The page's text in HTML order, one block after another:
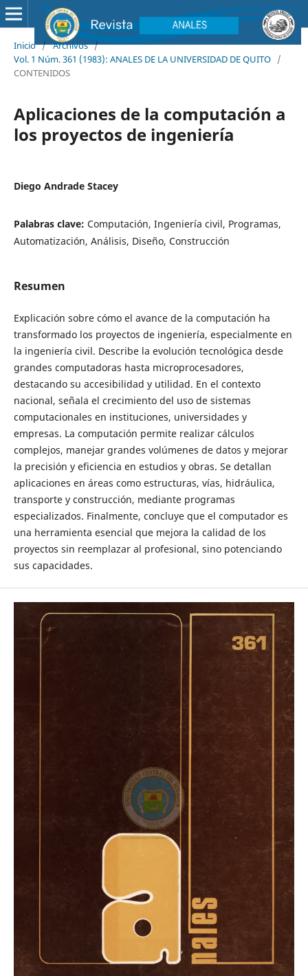
Inicio / Archivos /
Vol. 1 Núm. 361 (1983): ANALES DE LA UNIVERSIDAD DE QUITO /
CONTENIDOS
Aplicaciones de la computación a
los proyectos de ingeniería
Diego Andrade Stacey
Palabras clave: Computación, Ingeniería civil, Programas,
Automatización, Análisis, Diseño, Construcción
Resumen
Explicación sobre cómo el avance de la computación ha
transformado los proyectos de ingeniería, especialmente en
la ingeniería civil. Describe la evolución tecnológica desde
grandes computadoras hasta microprocesadores,
destacando su accesibilidad y utilidad. En el contexto
nacional, señala el crecimiento del uso de sistemas
computacionales en instituciones, universidades y
empresas. La computación permite realizar cálculos
complejos, manejar grandes volúmenes de datos y mejorar
la precisión y eficiencia en estudios y obras. Se detallan
aplicaciones en áreas como estructuras, vías, hidráulica,
transporte y construcción, mediante programas
especializados. Finalmente, concluye que el computador es
una herramienta esencial que mejora la calidad de los
proyectos sin reemplazar al profesional, sino potenciando
sus capacidades.